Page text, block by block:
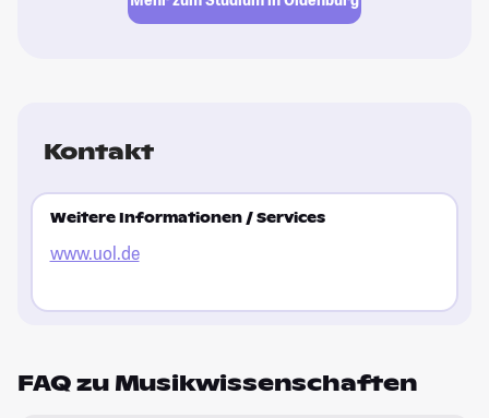
Kontakt
Weitere Informationen / Services
www.uol.de
FAQ zu Musikwissenschaften